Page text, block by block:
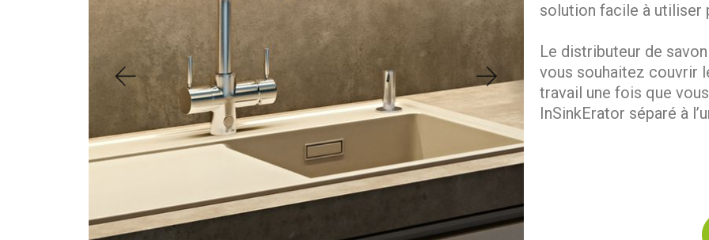
solution facile à utiliser
Le distributeur de
vous souhaitez couvrir
travail une fois que
InSinkErator séparé à